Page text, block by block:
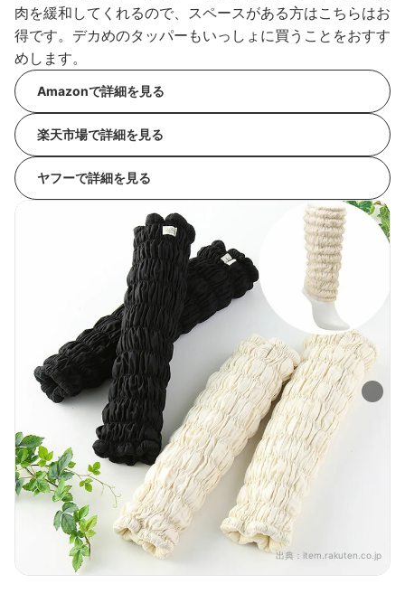
肉を緩和してくれるので、スペースがある方はこちらはお
得です。デカめのタッパーもいっしょに買うことをおすす
めします。
Amazonで詳細を見る
楽天市場で詳細を見る
ヤフーで詳細を見る
出典： item.rakuten.co.jp